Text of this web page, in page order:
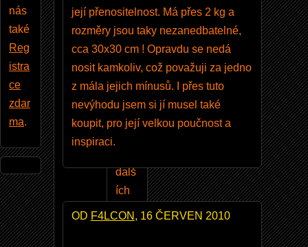
nás
také
Reg
istra
ce
zdar
ma.
její přenositelnost. Má přes 2 kg a
rozměry jsou taky nezanedbatelné,
cca 30x30 cm ! Opravdu se nedá
nosit kamkoliv, což považuji za jedno
z mála jejich mínusů. I přes tuto
nevýhodu jsem si jí musel také
koupit, pro její velkou poučnost a
inspiraci.
OD F4LCON , 16 ČERVEN 2010
ento
vat
foto
grafi
e, a
dalš
ích
výh